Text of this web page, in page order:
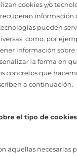
cookies y/o
información
pueden
como, por
información sobre
la forma en
concretos que
a continuación.
el tipo de
aquellas necesarias